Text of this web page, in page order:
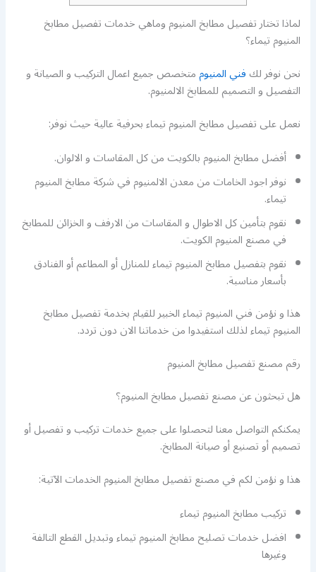
لماذا تختار تفصيل مطابخ المنيوم وماهي خدمات تفصيل مطابخ
المنيوم تيماء؟
نحن نوفر لكفني المنيوممتخصص جميع اعمال التركيب و الصيانة و
التفصيل و التصميم للمطابخ الالمنيوم.
نعمل على تفصيل مطابخ المنيوم تيماء بحرفية عالية حيث نوفر:
أفضل مطابخ المنيوم بالكويت من كل المقاسات و الالوان.
نوفر اجود الخامات من معدن الالمنيوم في شركة مطابخ المنيوم
تيماء.
نقوم بتأمين كل الاطوال و المقاسات من الارفف و الخزائن للمطابخ
في مصنع المنيوم الكويت.
نقوم بتفصيل مطابخ المنيوم تيماء للمنازل أو المطاعم أو الفنادق
بأسعار مناسبة.
هذا و نؤمن فني المنيوم تيماء الخبير للقيام بخدمة تفصيل مطابخ
المنيوم تيماء لذلك استفيدوا من خدماتنا الان دون تردد.
رقم مصنع تفصيل مطابخ المنيوم
هل تبحثون عن مصنع تفصيل مطابخ المنيوم؟
يمكنكم التواصل معنا لتحصلوا على جميع خدمات تركيب و تفصيل أو
تصميم أو تصنيع أو صيانة المطابخ.
هذا و نؤمن لكم في مصنع تفصيل مطابخ المنيوم الخدمات الآتية:
تركيب مطابخ المنيوم تيماء
افضل خدمات تصليح مطابخ المنيوم تيماء وتبديل القطع التالفة
وغيرها